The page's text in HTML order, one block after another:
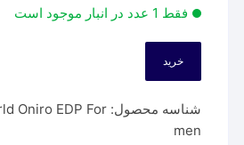
فقط 1 عدد در انبار موجود است
ورد
اونیرو
خرید
شناسه محصول:Oniro EDP For
men